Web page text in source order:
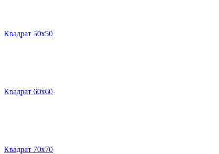
Квадрат 50х50
Квадрат 60х60
Квадрат 70х70